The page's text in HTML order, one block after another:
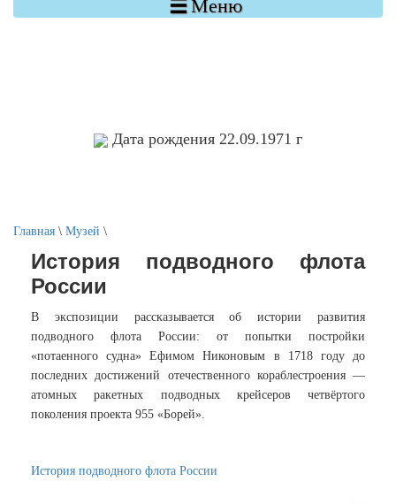
Дата рождения 22.09.1971 г
Меню
Главная \ Музей \
История подводного флота
России
В экспозиции рассказывается об истории развития
подводного флота России: от попытки постройки
«потаенного судна» Ефимом Никоновым в 1718 году до
последних достижений отечественного кораблестроения —
атомных ракетных подводных крейсеров четвёртого
поколения проекта 955 «Борей».
История подводного флота России